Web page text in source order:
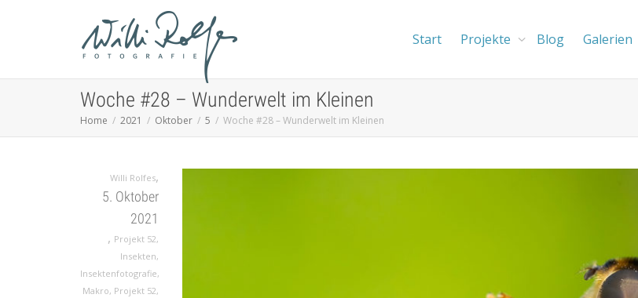
Start Projekte Blog Galerien
Woche #28 – Wunderwelt im Kleinen
Home 2021 Oktober 5 Woche #28 – Wunderwelt im Kleinen
Willi Rolfes,
5. Oktober
2021
, Projekt 52,
Insekten,
Insektenfotografie,
Makro, Projekt 52,